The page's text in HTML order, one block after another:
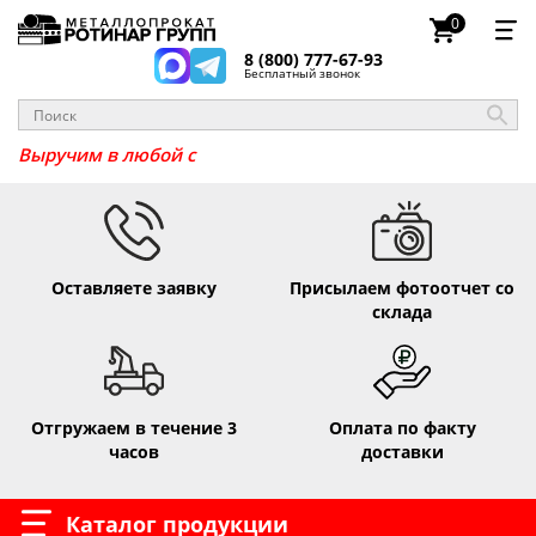
8 (800) 777-67-93
Бесплатный звонок
0
Выручим в любо
Оставляете заявку
Присылаем фотоотчет со
склада
Отгружаем в течение 3
часов
Оплата по факту
доставки
Каталог продукции